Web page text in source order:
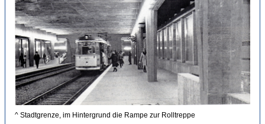
^ Stadtgrenze, im Hintergrund die Rampe zur Rolltreppe